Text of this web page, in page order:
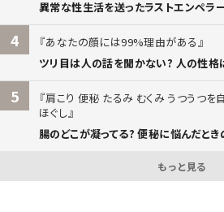
異常な性生活を送ったラストエンペラ
4
あなたの顔には99%理由がある
ツリ目は人の話を聞かない? 人の性格
5
肩こり 便秘 たるみ むくみ うつうつを
ほぐし
腸のどこが凝ってる? 便秘に悩んだとき
もっと見る